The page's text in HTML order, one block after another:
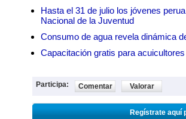
Hasta el 31 de julio los jóvenes
Nacional de la Juventud
Consumo de agua revela dinámica
Capacitación gratis para
Participa: Comentar Valorar
Regístrate aquí